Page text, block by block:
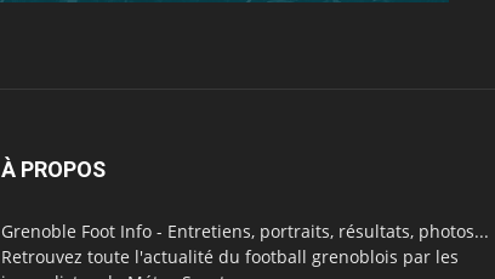
À PROPOS
Grenoble Foot Info - Entretiens, portraits, résultats, photos...
Retrouvez toute l'actualité du football grenoblois par les